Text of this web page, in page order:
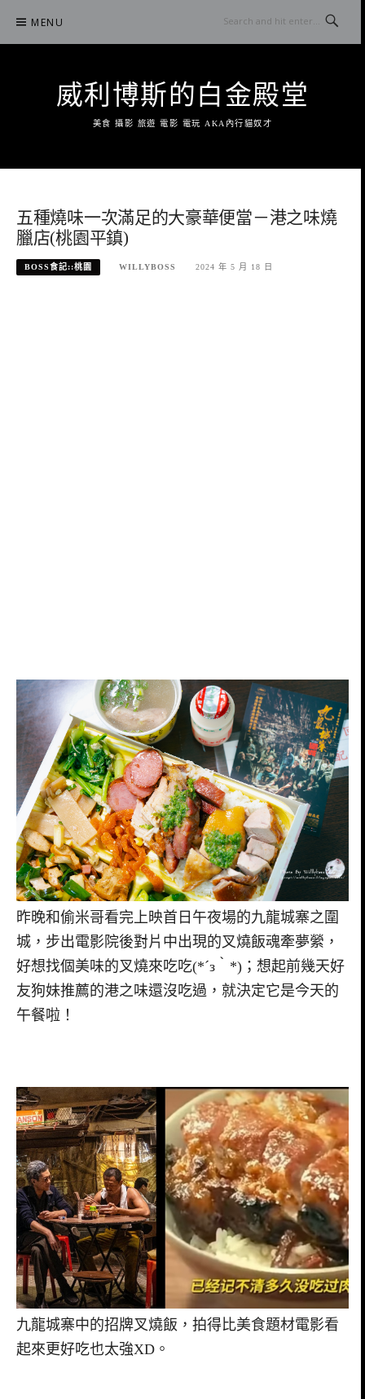
content
MENU
威利博斯的白金殿堂
美食 攝影 旅遊 電影 電玩 AKA內行貓奴才
五種燒味一次滿足的大豪華便當－港之味燒
臘店(桃園平鎮)
BOSS食記::桃園 WILLYBOSS 2024 年 5 月 18 日
昨晚和偷米哥看完上映首日午夜場的九龍城寨之圍
城，步出電影院後對片中出現的叉燒飯魂牽夢縈，
好想找個美味的叉燒來吃吃(*´з｀*)；想起前幾天好
友狗妹推薦的港之味還沒吃過，就決定它是今天的
午餐啦！
九龍城寨中的招牌叉燒飯，拍得比美食題材電影看
起來更好吃也太強XD。